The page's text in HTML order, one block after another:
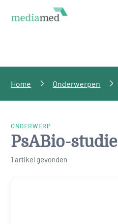
Home Onderwerpen
ONDERWERP
PsABio-studie
1 artikel gevonden